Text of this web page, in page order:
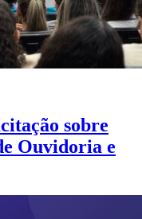
sobre
Ouvidoria e